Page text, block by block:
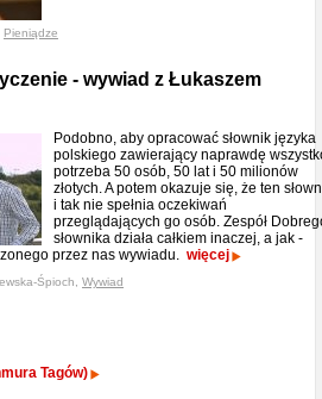
Pieniądze
- wywiad z Łukaszem
Podobno, aby opracować słownik języka
polskiego zawierający naprawdę
potrzeba 50 osób, 50 lat i 50 milionów
złotych. A potem okazuje się, że ten
i tak nie spełnia oczekiwań
przeglądających go osób. Zespół
słownika działa całkiem inaczej, a jak -
przez nas wywiadu. więcej
Śpioch, Wywiad
Tagów)